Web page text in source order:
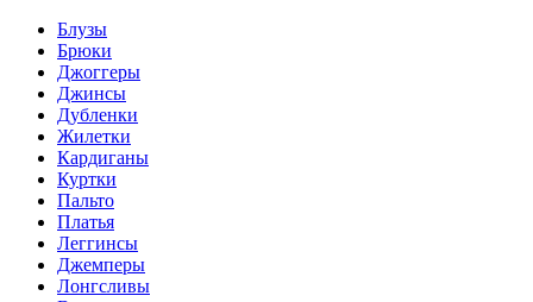
Блузы
Брюки
Джоггеры
Джинсы
Дубленки
Жилетки
Кардиганы
Куртки
Пальто
Платья
Леггинсы
Джемперы
Лонгсливы